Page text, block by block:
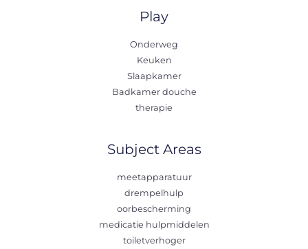
Play
Onderweg
Keuken
Slaapkamer
Badkamer douche
therapie
Subject Areas
meetapparatuur
drempelhulp
oorbescherming
medicatie hulpmiddelen
toiletverhoger